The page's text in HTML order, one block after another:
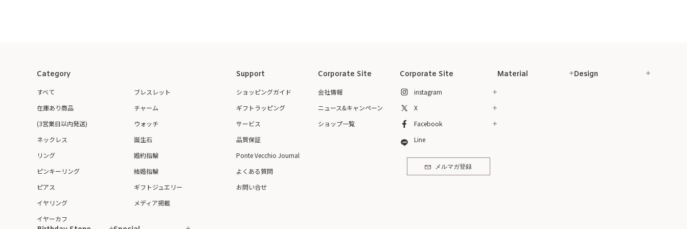
Category
すべて
在庫あり商品
(3営業日以内発送)
ネックレス
リング
ピンキーリング
ピアス
イヤリング
イヤーカフ
ブレスレット
チャーム
ウォッチ
誕生石
婚約指輪
結婚指輪
ギフトジュエリー
メディア掲載
Support
ショッピングガイド
ギフトラッピング
サービス
品質保証
Ponte Vecchio Journal
よくある質問
お問い合せ
Corporate Site
会社情報
ニュース&キャンペーン
ショップ一覧
Corporate Site
instagram
X
Facebook
Line
メルマガ登録
Material Design